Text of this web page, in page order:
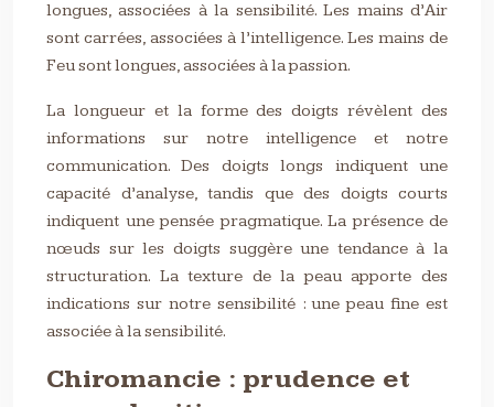
longues, associées à la sensibilité. Les mains d’Air
sont carrées, associées à l’intelligence. Les mains de
Feu sont longues, associées à la passion.
La longueur et la forme des doigts révèlent des
informations sur notre intelligence et notre
communication. Des doigts longs indiquent une
capacité d’analyse, tandis que des doigts courts
indiquent une pensée pragmatique. La présence de
nœuds sur les doigts suggère une tendance à la
structuration. La texture de la peau apporte des
indications sur notre sensibilité : une peau fine est
associée à la sensibilité.
Chiromancie : prudence et